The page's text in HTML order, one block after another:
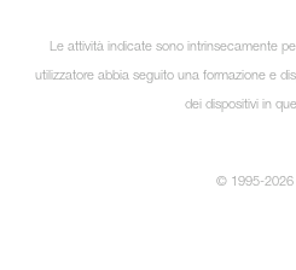
Le attività indicate sono intrinsecamente
utilizzatore abbia seguito una formazione e
dei dispositivi in
© 1995-2026